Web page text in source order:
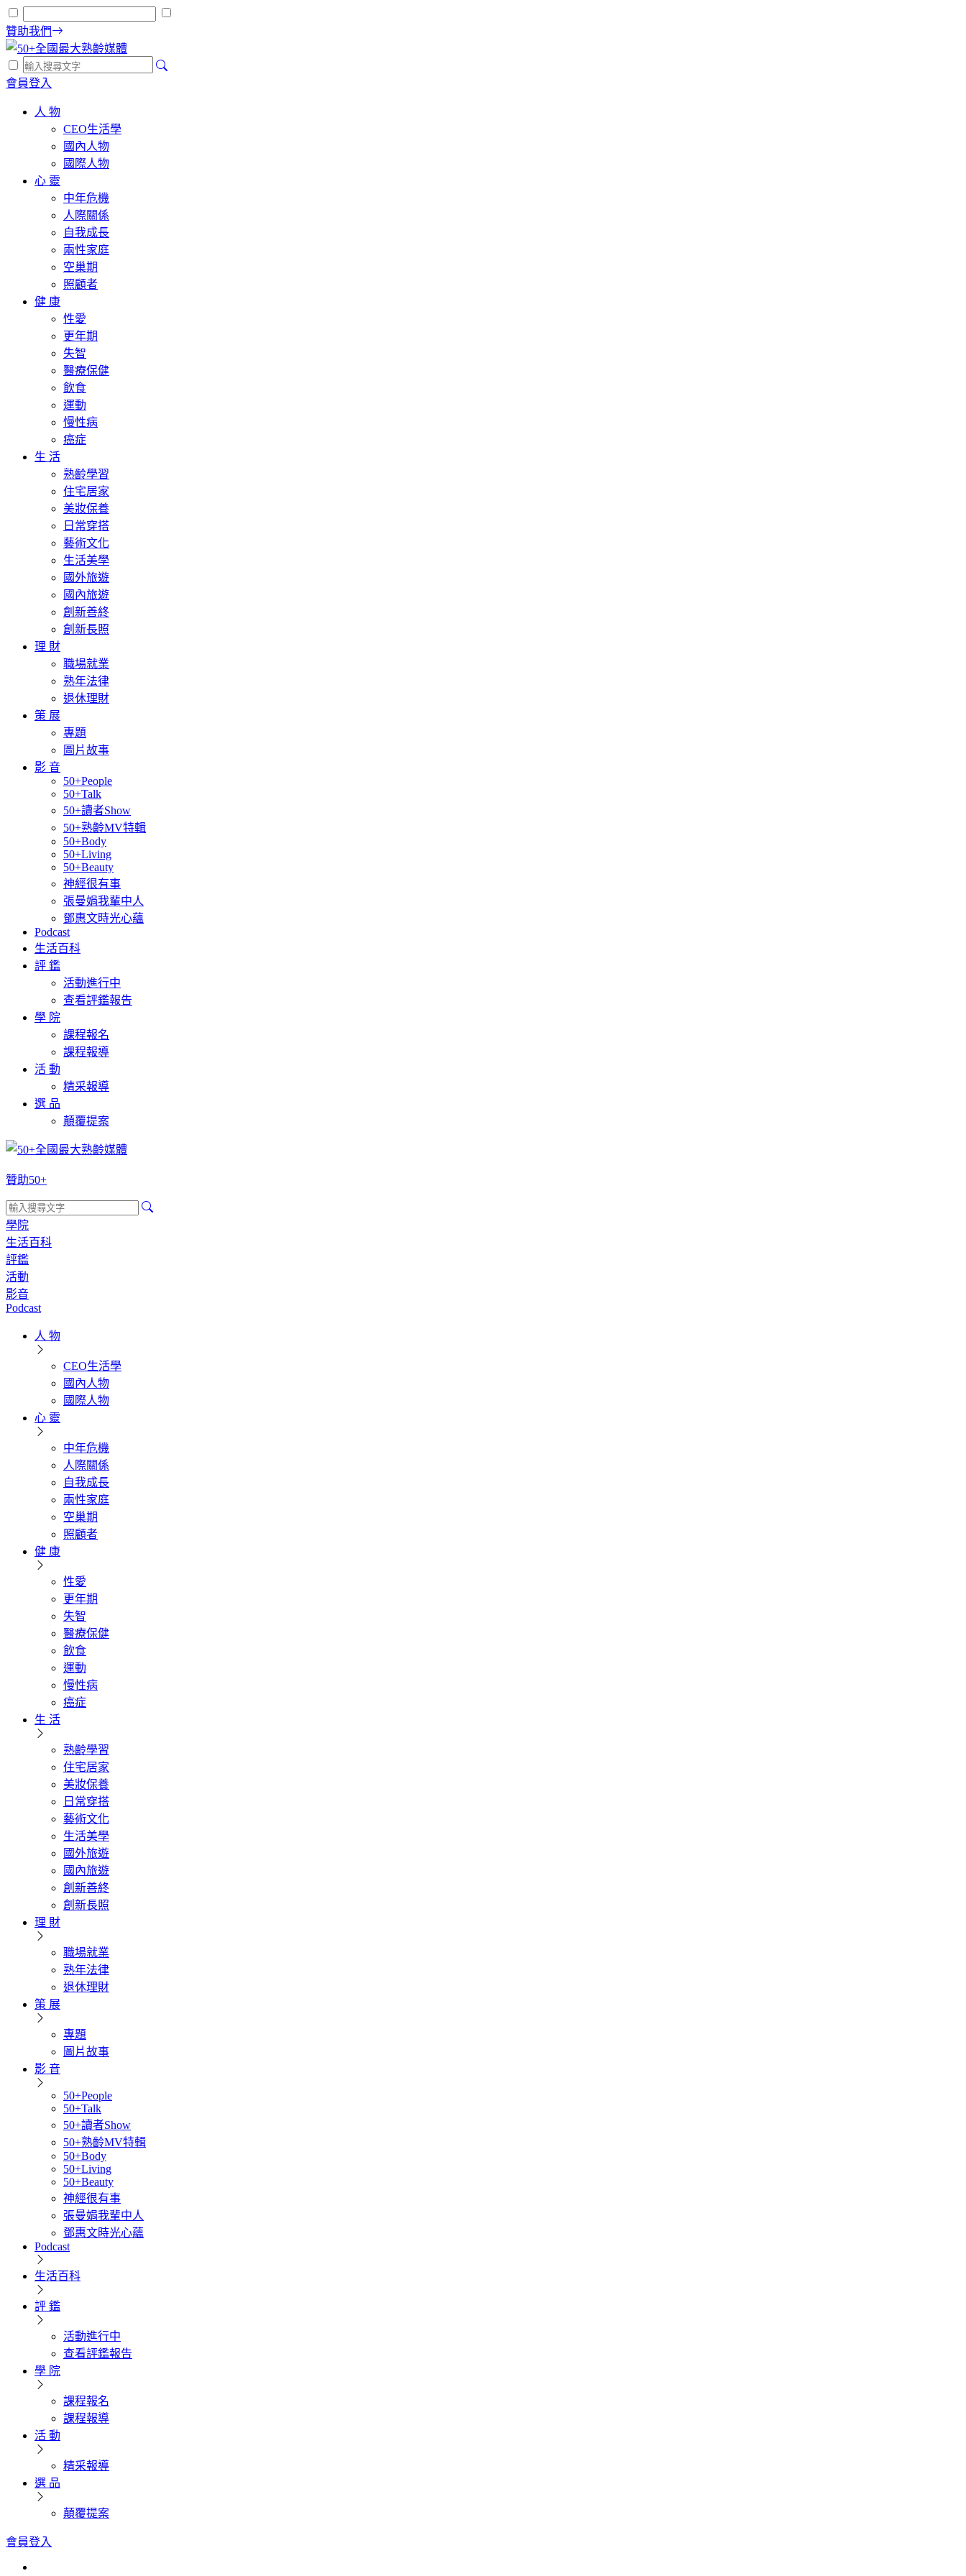
贊助我們
會員登入
人 物
CEO生活學
國內人物
國際人物
心 靈
中年危機
人際關係
自我成長
兩性家庭
空巢期
照顧者
健 康
性愛
更年期
失智
醫療保健
飲食
運動
慢性病
癌症
生 活
熟齡學習
住宅居家
美妝保養
日常穿搭
藝術文化
生活美學
國外旅遊
國內旅遊
創新善終
創新長照
理 財
職場就業
熟年法律
退休理財
策 展
專題
圖片故事
影 音
50+People
50+Talk
50+讀者Show
50+熟齡MV特輯
50+Body
50+Living
50+Beauty
神經很有事
張曼娟我輩中人
鄧惠文時光心蘊
Podcast
生活百科
評 鑑
活動進行中
查看評鑑報告
學 院
課程報名
課程報導
活 動
精采報導
選 品
顛覆提案
贊助50+
學院
生活百科
評鑑
活動
影音
Podcast
人 物
CEO生活學
國內人物
國際人物
心 靈
中年危機
人際關係
自我成長
兩性家庭
空巢期
照顧者
健 康
性愛
更年期
失智
醫療保健
飲食
運動
慢性病
癌症
生 活
熟齡學習
住宅居家
美妝保養
日常穿搭
藝術文化
生活美學
國外旅遊
國內旅遊
創新善終
創新長照
理 財
職場就業
熟年法律
退休理財
策 展
專題
圖片故事
影 音
50+People
50+Talk
50+讀者Show
50+熟齡MV特輯
50+Body
50+Living
50+Beauty
神經很有事
張曼娟我輩中人
鄧惠文時光心蘊
Podcast
生活百科
評 鑑
活動進行中
查看評鑑報告
學 院
課程報名
課程報導
活 動
精采報導
選 品
顛覆提案
會員登入